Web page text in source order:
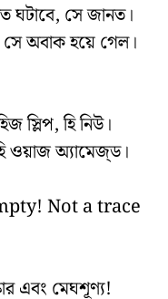
ঘটাবে, সে জানত।
অবাক হয়ে গেল।
স্লিপ, হি নিউ।
ওয়াজ অ্যামেজ্‌ড।
Not a trace
এবং মেঘশূণ্য!